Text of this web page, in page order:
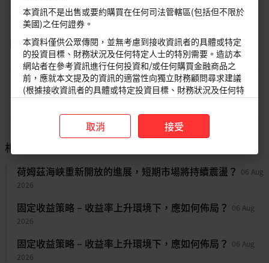
閱讀更多
Petronas資本支出也可能在2025年呈現下滑。未來數月，
隨著其他大型能源企業和國家石油公司（NOCs）發佈年度
策略，訊息將更清晰。
中長期而言，全球油田服務（OFS）產業的前景仍具建設
。儘管短期可能出現小幅放緩，但星展集團認為，長期前
景仍然具建設性；預期至2030年，OFS將呈現低個位數成
長，主要受惠於依然強勁的生產和勘探活動，特別是在天然
氣以及新技術的佈署，藉以優化生產成本和去碳。數位化和
低碳科技投資將繼續是OFS市場的亮點，大型綜合能源企業
的資本支出有將近25至30%用於低碳產品/科技（包括氫氣
生產和碳捕獲）。部份OFS的領導業者轉型為能源科技公
司，為轉型開發關鍵科技。由於川普承諾提高油氣租賃銷售
也將增加。在川普的領導下，OFS產業的整合趨勢也將加
劇。
免責聲明
星展銀行
”）發佈僅供參考。其所依據的資訊或意
見搜集自據信可靠之來源，但未經
星展銀行、其關係企業、關聯
正確性不作任何聲明或保證（含明示或暗示）。本資訊所含的意
見和預期內容可能隨時更改，恕不另行通知。本資訊的發佈和散
佈不構成也不意味著星展集團對資訊中出現的任何個人、實體、
服務或產品表示任何形式的認可。以往的任何業績、推斷、預測
或結果模擬並不必然代表任何投資或證券的未來或可能實現的業
績。外匯交易蘊含風險。您應該瞭解外匯匯率的波動可能會給您
帶來損失。必要或適當時，您應該徵求自己的獨立的財務、稅務
相關見解
荷姆茲海峽重新開放的進展，短期市場將持續震盪？ 06 Aug
2026
固定收益策略 – 收益率上升環境下，應如何佈局？ 06 Aug
2026
固定收益策略 – 收益率上升環境下，應如何佈局？ 06 Aug
2026
本資訊不是出售或要約購買在任何司法管轄區(包括但不限於
美國)之任何證券。
本資料僅供公眾傳閱，並無考慮到接收資訊者的具體或特定
的投資目標、財務狀況及任何特定人士的特別需要。造訪本
網站者在參考資訊進行任何投資和/或任何購買金融商品之
前，應就本文提及的資訊的適當性向獨立財務顧問尋求建議
(根據接收資訊者的具體或特定投資目標、財務狀況及任何特
定人士的特別需要)。
取消 接受